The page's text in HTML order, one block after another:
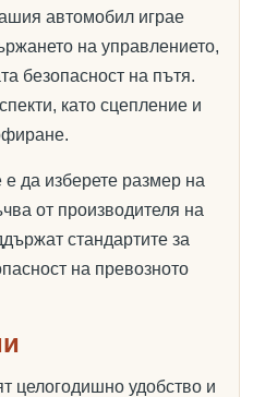
автомобил играе
на управлението,
безопасност на пътя.
като сцепление и
да изберете размер на
от производителя на
стандартите за
на превозното
целогодишно удобство и